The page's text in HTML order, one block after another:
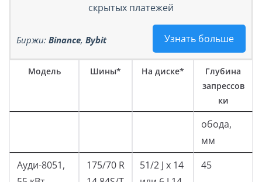
скрытых платежей
Узнать больше
Биржи: Binance, Bybit
Модель Шины* На диске*
Глубина
запрессов
ки
обода,
мм
Ауди-8051,
175/70 R
51/2 J x 14
45